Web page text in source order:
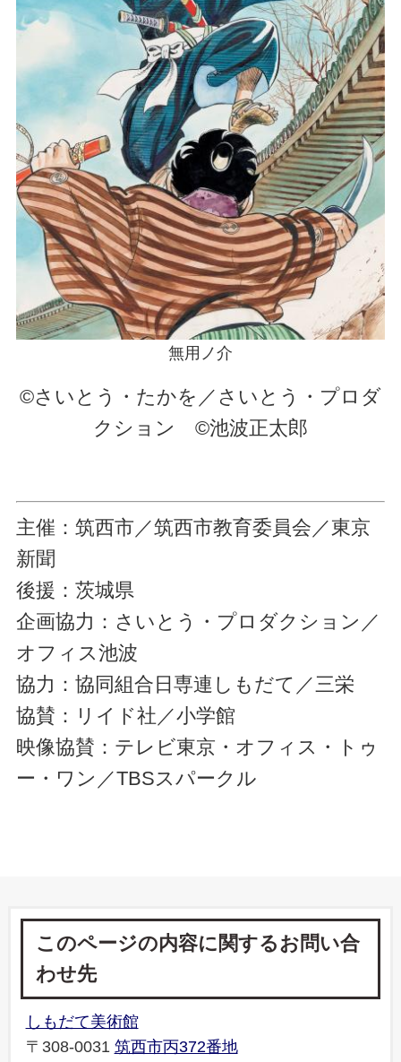
無用ノ介
©さいとう・たかを／さいとう・プロダ
クション ©池波正太郎
主催：筑西市／筑西市教育委員会／東京
新聞
後援：茨城県
企画協力：さいとう・プロダクション／
オフィス池波
協力：協同組合日専連しもだて／三栄
協賛：リイド社／小学館
映像協賛：テレビ東京・オフィス・トゥ
ー・ワン／TBSスパークル
このページの内容に関するお問い合
わせ先
しもだて美術館
〒308-0031 筑西市丙372番地